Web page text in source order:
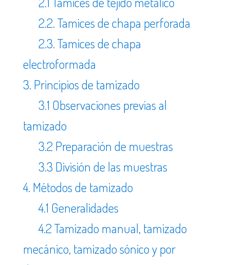
2.2. Tamices de chapa perforada
2.3. Tamices de chapa
electroformada
3. Principios de tamizado
3.1 Observaciones previas al
tamizado
3.2 Preparación de muestras
3.3 División de las muestras
4. Métodos de tamizado
4.1 Generalidades
4.2 Tamizado manual, tamizado
mecánico, tamizado sónico y por